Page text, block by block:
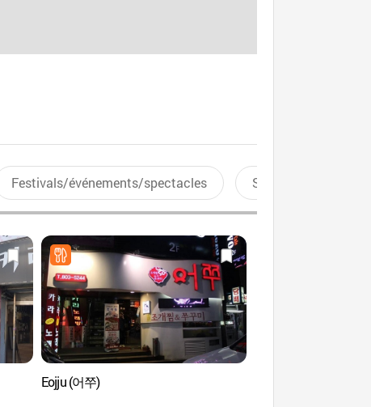
Festivals/événements/spectacles Sports aquatiques
Eojju (어쭈)